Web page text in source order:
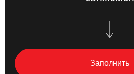
Заполнить